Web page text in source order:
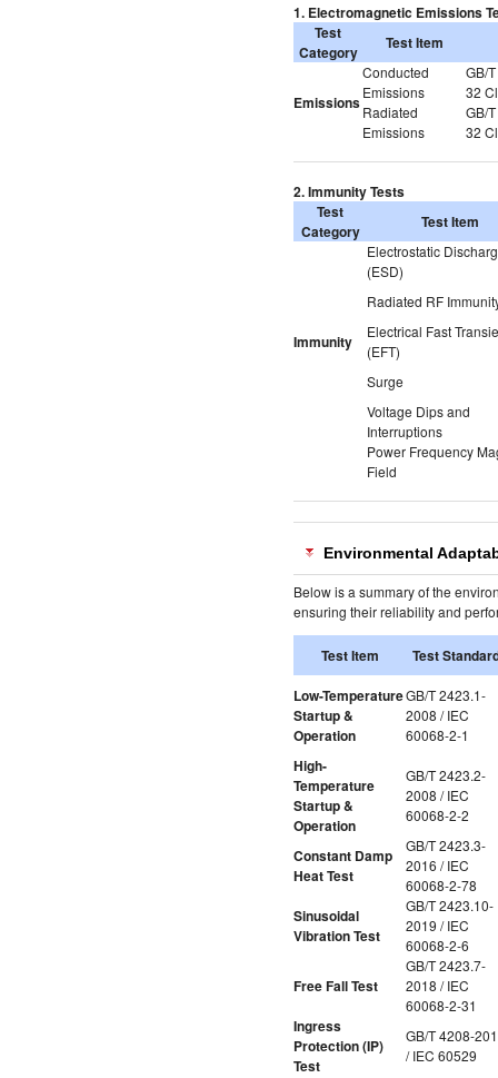
1. Electromagnetic Emissions
Test
Category
Test Item
Emissions
Conducted
Emissions
GB/
32
Radiated
Emissions
GB/
32
2. Immunity Tests
Test
Category
Test Item
Immunity
Electrostatic
(ESD)
Radiated RF
Electrical Fast
(EFT)
Surge
Voltage Dips and
Interruptions
Power Frequency
Field
Environmental
Below is a summary of the
ensuring their reliability and
Test Item
Test
Low-Temperature
Startup &
Operation
GB/T 2423.1-
2008 / IEC
60068-2-1
High-
Temperature
Startup &
Operation
GB/T 2423.2-
2008 / IEC
60068-2-2
Constant Damp
Heat Test
GB/T 2423.3-
2016 / IEC
60068-2-78
Sinusoidal
Vibration Test
GB/T 2423.10-
2019 / IEC
60068-2-6
Free Fall Test
GB/T 2423.7-
2018 / IEC
60068-2-31
Ingress
Protection (IP)
Test
GB/T 4208-
/ IEC 60529